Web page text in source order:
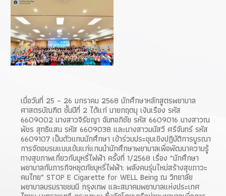
เมื่อวันที่ 25 – 26 มกราคม 2568 นักศึกษาหลักสูตรพยาบาล
ศาสตรบัณฑิต ชั้นปีที่ 2 ได้แก่ นายกฤตนุ เงินเรือง รหัส
6609002 นางสาวจิรัชญา ฉันทอภิชัย รหัส 6609016 นางสาวณ
พัชร สุทธิแสน รหัส 6609038 และนางสาวมนัสวี ศรีจันทร์ รหัส
6609107 เป็นตัวแทนนักศึกษา เข้าร่วมประชุมเชิงปฏิบัติการบูรณา
การจัดอบรมแบบเข้มแก่แกนนำนักศึกษาพยาบาลเพื่อพัฒนาความรู้
ทางสุขภาพเกี่ยวกับบุหรี่ไฟฟ้า ครั้งที่ 1/2568 เรื่อง “นักศึกษา
พยาบาลกับภารกิจหยุดภัยบุหรี่ไฟฟ้า: พลังคนรุ่นใหม่สร้างสุขภาวะ
คนไทย” STOP E Cigarette for WELL Being ณ วิทยาลัย
พยาบาลบรมราชชนนี กรุงเทพ และสมาคมพยาบาลแห่งประเทศ